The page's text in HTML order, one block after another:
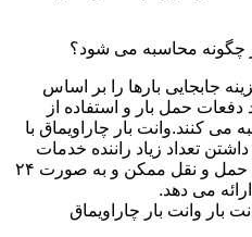
چگونه محاسبه می شود؟
جابجایی بارها را بر اساس
حمل بار و استفاده از
کنند.وانت بار چاراویماق با
تعداد زیاد راننده خدمات
خود را با مناسب ترین تعرفه نرخ حمل و نقل ممکن و به صورت ۲۴
می دهد.
وانت بار چاراویماق